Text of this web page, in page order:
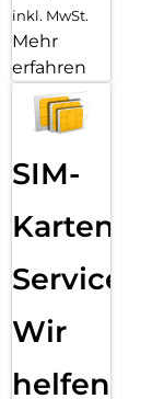
inkl. MwSt.
Mehr
erfahren
SIM-
Karten
Service:
Wir
helfen